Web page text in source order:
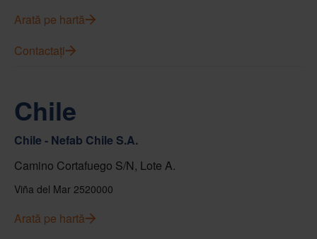
Arată pe hartă
Contactați
Chile
Chile - Nefab Chile S.A.
Camino Cortafuego S/N, Lote A.
Viña del Mar 2520000
Arată pe hartă